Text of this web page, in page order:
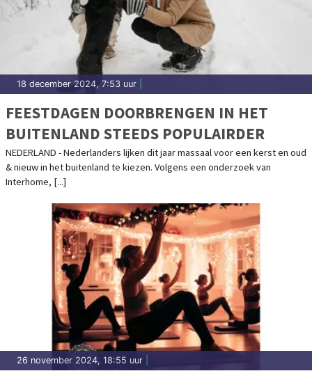
18 december 2024, 7:53 uur
FEESTDAGEN DOORBRENGEN IN HET
BUITENLAND STEEDS POPULAIRDER
NEDERLAND - Nederlanders lijken dit jaar massaal voor een kerst en oud
& nieuw in het buitenland te kiezen. Volgens een onderzoek van
Interhome, [...]
26 november 2024, 18:55 uur